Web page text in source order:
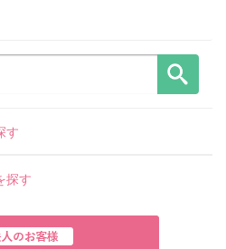
す
探す